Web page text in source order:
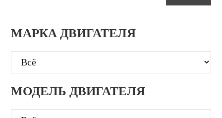
МАРКА ДВИГАТЕЛЯ
МОДЕЛЬ ДВИГАТЕЛЯ